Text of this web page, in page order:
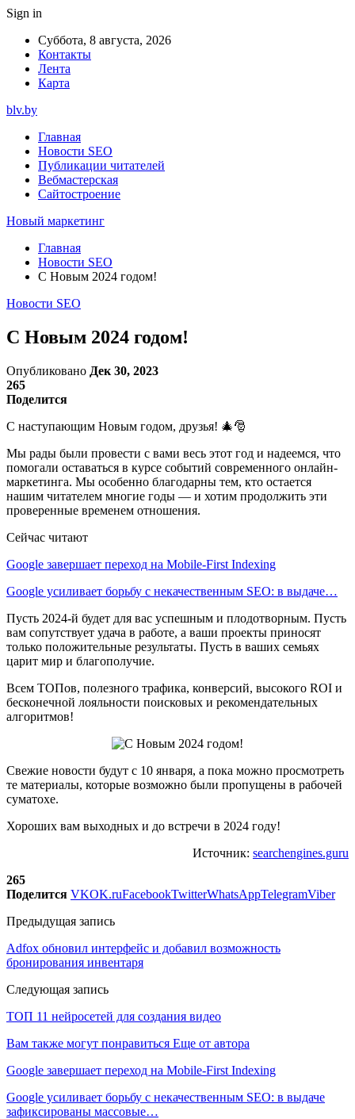
Sign in
Суббота, 8 августа, 2026
Контакты
Лента
Карта
blv.by
Главная
Новости SEO
Публикации читателей
Вебмастерская
Сайтостроение
Новый маркетинг
Главная
Новости SEO
С Новым 2024 годом!
Новости SEO
С Новым 2024 годом!
Опубликовано Дек 30, 2023
265
Поделится
C наступающим Новым годом, друзья! 🎄🎅
Мы рады были провести с вами весь этот год и надеемся, что
помогали оставаться в курсе событий современного онлайн-
маркетинга. Мы особенно благодарны тем, кто остается
нашим читателем многие годы — и хотим продолжить эти
проверенные временем отношения.
Сейчас читают
Google завершает переход на Mobile-First Indexing
Google усиливает борьбу с некачественным SEO: в выдаче…
Пусть 2024-й будет для вас успешным и плодотворным. Пусть
вам сопутствует удача в работе, а ваши проекты приносят
только положительные результаты. Пусть в ваших семьях
царит мир и благополучие.
Всем ТОПов, полезного трафика, конверсий, высокого ROI и
бесконечной лояльности поисковых и рекомендательных
алгоритмов!
Свежие новости будут с 10 января, а пока можно просмотреть
те материалы, которые возможно были пропущены в рабочей
суматохе.
Хороших вам выходных и до встречи в 2024 году!
Источник: searchengines.guru
265
Поделится VKOK.ruFacebookTwitterWhatsAppTelegramViber
Предыдущая запись
Adfox обновил интерфейс и добавил возможность
бронирования инвентаря
Следующая запись
ТОП 11 нейросетей для создания видео
Вам также могут понравиться Еще от автора
Google завершает переход на Mobile-First Indexing
Google усиливает борьбу с некачественным SEO: в выдаче
зафиксированы массовые…